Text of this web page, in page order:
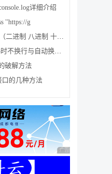
详细介绍
''https://g
八进制 十进制 十六进制）
与自动换行的实现方法
破解方法
口的几种方法
广告 商业广告，理性